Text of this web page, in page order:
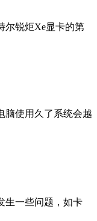
尔锐炬Xe显卡的第
脑使用久了系统会越
生一些问题，如卡